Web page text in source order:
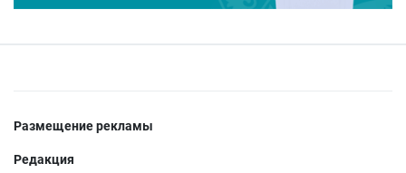
Размещение рекламы
Редакция